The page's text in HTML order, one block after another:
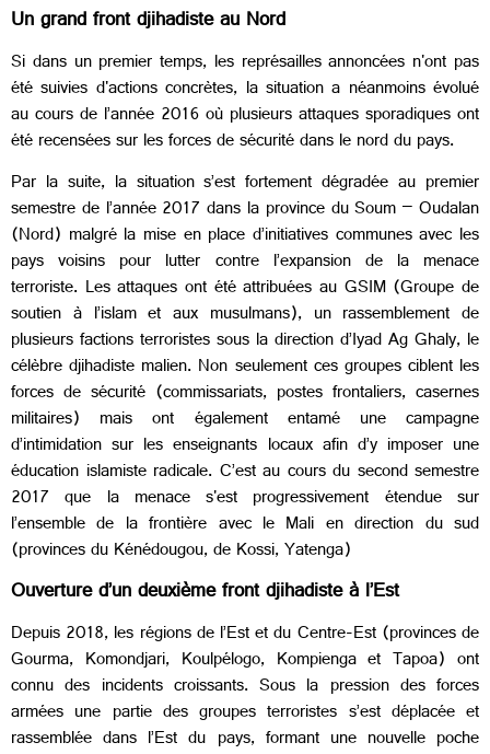
Un grand front djihadiste au Nord
Si dans un premier temps, les représailles annoncées n'ont pas
été suivies d'actions concrètes, la situation a néanmoins évolué
au cours de l’année 2016 où plusieurs attaques sporadiques ont
été recensées sur les forces de sécurité dans le nord du pays.
Par la suite, la situation s’est fortement dégradée au premier
semestre de l’année 2017 dans la province du Soum – Oudalan
(Nord) malgré la mise en place d’initiatives communes avec les
pays voisins pour lutter contre l’expansion de la menace
terroriste. Les attaques ont été attribuées au GSIM (Groupe de
soutien à l’islam et aux musulmans), un rassemblement de
plusieurs factions terroristes sous la direction d’Iyad Ag Ghaly, le
célèbre djihadiste malien. Non seulement ces groupes ciblent les
forces de sécurité (commissariats, postes frontaliers, casernes
militaires) mais ont également entamé une campagne
d’intimidation sur les enseignants locaux afin d’y imposer une
éducation islamiste radicale. C’est au cours du second semestre
2017 que la menace s'est progressivement étendue sur
l’ensemble de la frontière avec le Mali en direction du sud
(provinces du Kénédougou, de Kossi, Yatenga)
Ouverture d’un deuxième front djihadiste à l’Est
Depuis 2018, les régions de l’Est et du Centre-Est (provinces de
Gourma, Komondjari, Koulpélogo, Kompienga et Tapoa) ont
connu des incidents croissants. Sous la pression des forces
armées une partie des groupes terroristes s’est déplacée et
rassemblée dans l’Est du pays, formant une nouvelle poche